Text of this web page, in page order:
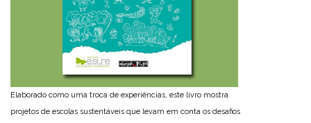
Elaborado como uma troca de experiências, este livro mostra
projetos de escolas sustentáveis que levam em conta os desafios